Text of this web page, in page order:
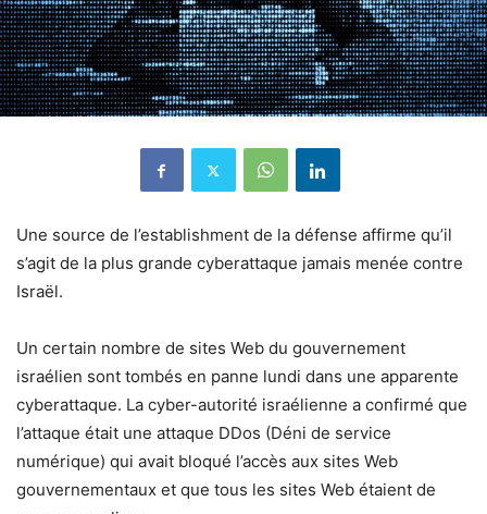
Une source de l’establishment de la défense affirme qu’il
s’agit de la plus grande cyberattaque jamais menée contre
Israël.
Un certain nombre de sites Web du gouvernement
israélien sont tombés en panne lundi dans une apparente
cyberattaque. La cyber-autorité israélienne a confirmé que
l’attaque était une attaque DDos (Déni de service
numérique) qui avait bloqué l’accès aux sites Web
gouvernementaux et que tous les sites Web étaient de